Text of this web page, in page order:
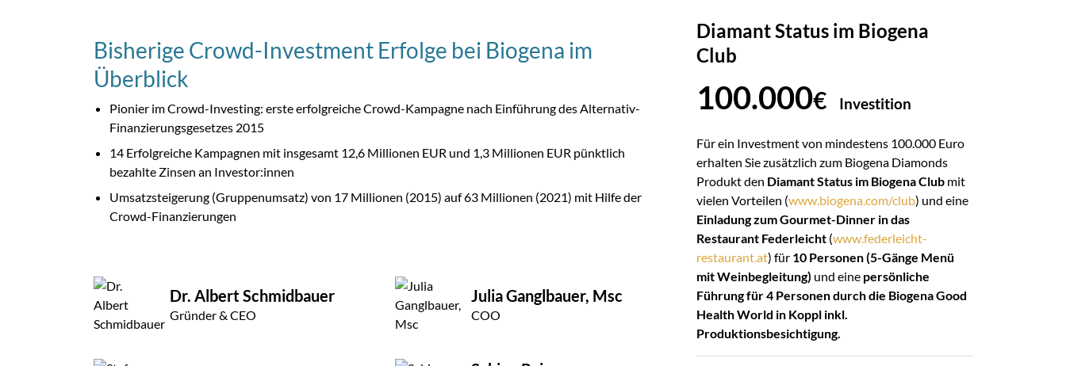
Bisherige Crowd-Investment Erfolge bei Biogena im
Überblick
Pionier im Crowd-Investing: erste erfolgreiche Crowd-Kampagne nach Einführung des Alternativ-
Finanzierungsgesetzes 2015
14 Erfolgreiche Kampagnen mit insgesamt 12,6 Millionen EUR und 1,3 Millionen EUR pünktlich
bezahlte Zinsen an Investor:innen
Umsatzsteigerung (Gruppenumsatz) von 17 Millionen (2015) auf 63 Millionen (2021) mit Hilfe der
Crowd-Finanzierungen
Dr. Albert Schmidbauer
Gründer & CEO
Julia Ganglbauer, Msc
COO
Diamant Status im Biogena
Club
100.000€ Investition
Für ein Investment von mindestens 100.000 Euro
erhalten Sie zusätzlich zum Biogena Diamonds
Produkt den Diamant Status im Biogena Club mit
vielen Vorteilen (www.biogena.com/club) und eine
Einladung zum Gourmet-Dinner in das
Restaurant Federleicht (www.federleicht-
restaurant.at) für 10 Personen (5-Gänge Menü
mit Weinbegleitung) und eine persönliche
Führung für 4 Personen durch die Biogena Good
Health World in Koppl inkl.
Produktionsbesichtigung.